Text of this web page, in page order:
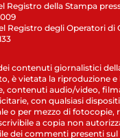
Registro della Stampa
Registro degli Operatori di
contenuti giornalistici
è vietata la riproduzione e
contenuti audio/video,
con qualsiasi
o per mezzo di fotocopie,
a copia non
dei commenti presenti